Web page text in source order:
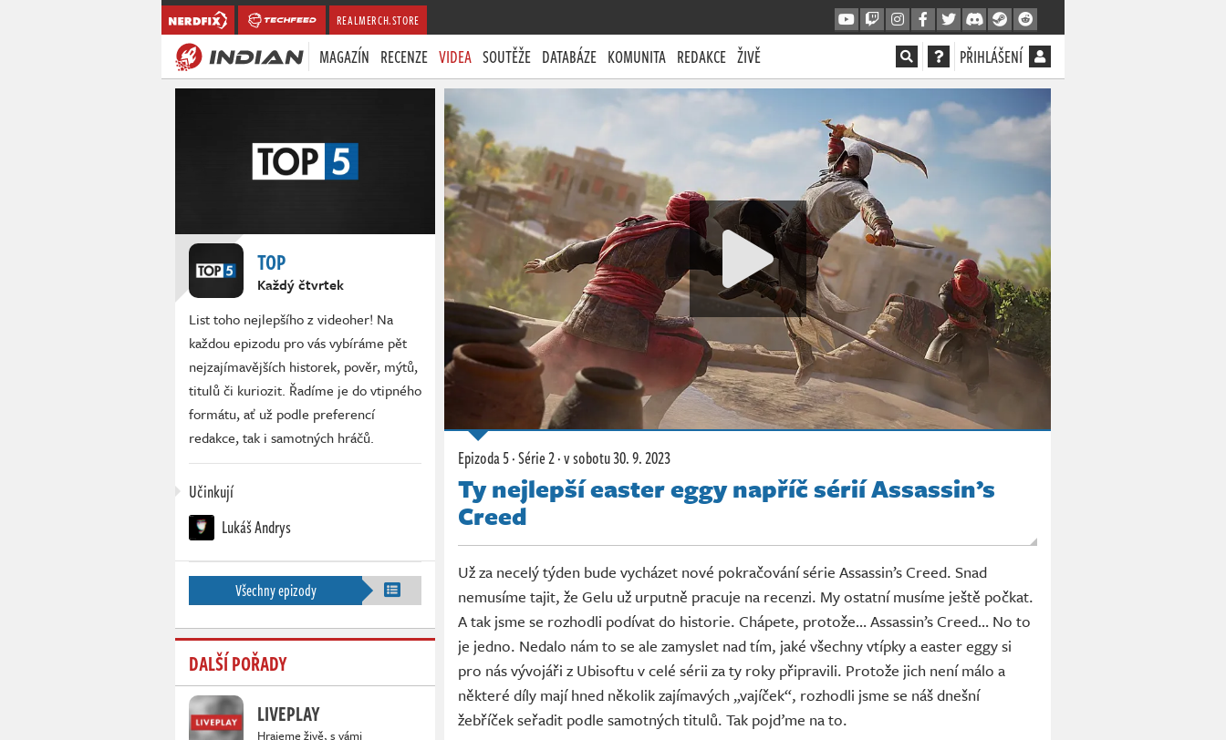
REALMERCH.STORE
MAGAZÍN RECENZE VIDEA SOUTĚŽE DATABÁZE KOMUNITA REDAKCE ŽIVĚ PŘIHLÁŠENÍ
TOP
Každý čtvrtek
List toho nejlepšího z videoher! Na
každou epizodu pro vás vybíráme pět
nejzajímavějších historek, pověr, mýtů,
titulů či kuriozit. Řadíme je do vtipného
formátu, ať už podle preferencí
redakce, tak i samotných hráčů.
Učinkují
Lukáš Andrys
Všechny epizody
DALŠÍ POŘADY
LIVEPLAY
Hrajeme živě, s vámi
Epizoda 5 · Série 2 ·v sobotu30. 9. 2023
Ty nejlepší easter eggy napříč sérií Assassin’s
Creed
Už za necelý týden bude vycházet nové pokračování série Assassin’s Creed. Snad
nemusíme tajit, že Gelu už urputně pracuje na recenzi. My ostatní musíme ještě počkat.
A tak jsme se rozhodli podívat do historie. Chápete, protože… Assassin’s Creed… No to
je jedno. Nedalo nám to se ale zamyslet nad tím, jaké všechny vtípky a easter eggy si
pro nás vývojáři z Ubisoftu v celé sérii za ty roky připravili. Protože jich není málo a
některé díly mají hned několik zajímavých „vajíček“, rozhodli jsme se náš dnešní
žebříček seřadit podle samotných titulů. Tak pojďme na to.